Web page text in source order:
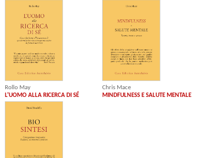
Rollo May
L'UOMO ALLA RICERCA DI SÉ
Chris Mace
MINDFULNESS E SALUTE MENTALE